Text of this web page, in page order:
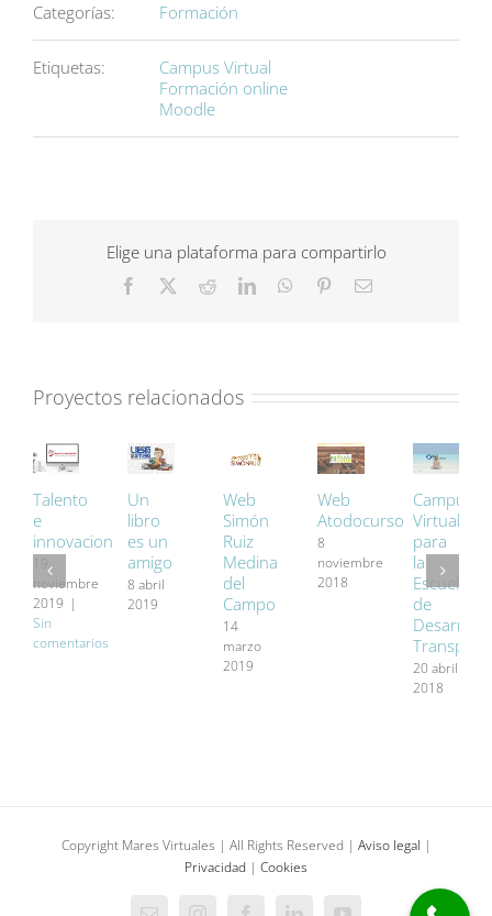
Categorías: Formación
Etiquetas:
Campus Virtual
Formación online
Moodle
Elige una plataforma para compartirlo
Facebook RedditLinkedInWhatsApp
PinterestCorreo
Proyectos relacionados
Talento
e
innovacion
19
noviembre
2019 |
Sin
comentarios
Un
libro
es un
amigo
8 abril
2019
Web
Simón
Ruiz
Medina
del
Campo
14
marzo
2019
Web
Atodocurso
8
noviembre
2018
Campus
Virtual
para
la
Escuela
de
Desarrollo
20 abril
2018
Copyright Mares Virtuales | All Rights Reserved | Aviso legal |
Privacidad | Cookies